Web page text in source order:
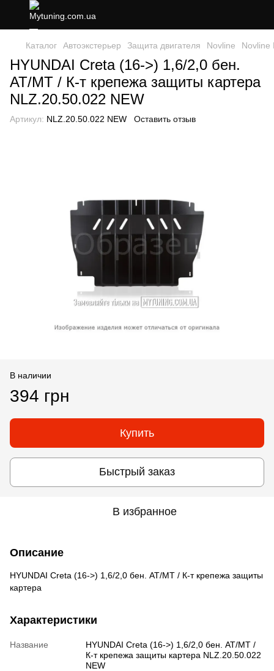
Каталог Автоэкстерьер Защита двигателя Novline Novline
HYUNDAI Creta (16->) 1,6/2,0 бен.
АТ/МТ / К-т крепежа защиты картера
NLZ.20.50.022 NEW
Артикул: NLZ.20.50.022 NEW Оставить отзыв
В наличии
394 грн
Купить
Быстрый заказ
В избранное
Описание
HYUNDAI Creta (16->) 1,6/2,0 бен. АТ/МТ / К-т крепежа защиты
картера
Характеристики
Название
HYUNDAI Creta (16->) 1,6/2,0 бен. АТ/МТ /
К-т крепежа защиты картера NLZ.20.50.022
NEW